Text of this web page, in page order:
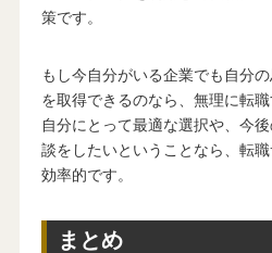
策です。
もし今自分がいる企業でも自分
を取得できるのなら、無理に転職
自分にとって最適な選択や、今
談をしたいということなら、転
効率的です。
まとめ